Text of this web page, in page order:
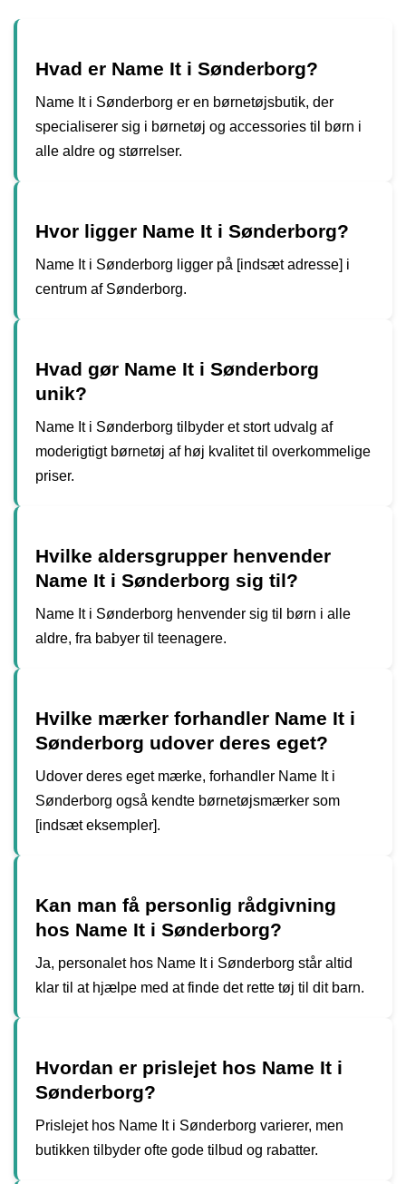
Hvad er Name It i Sønderborg?
Name It i Sønderborg er en børnetøjsbutik, der
specialiserer sig i børnetøj og accessories til børn i
alle aldre og størrelser.
Hvor ligger Name It i Sønderborg?
Name It i Sønderborg ligger på [indsæt adresse] i
centrum af Sønderborg.
Hvad gør Name It i Sønderborg
unik?
Name It i Sønderborg tilbyder et stort udvalg af
moderigtigt børnetøj af høj kvalitet til overkommelige
priser.
Hvilke aldersgrupper henvender
Name It i Sønderborg sig til?
Name It i Sønderborg henvender sig til børn i alle
aldre, fra babyer til teenagere.
Hvilke mærker forhandler Name It i
Sønderborg udover deres eget?
Udover deres eget mærke, forhandler Name It i
Sønderborg også kendte børnetøjsmærker som
[indsæt eksempler].
Kan man få personlig rådgivning
hos Name It i Sønderborg?
Ja, personalet hos Name It i Sønderborg står altid
klar til at hjælpe med at finde det rette tøj til dit barn.
Hvordan er prislejet hos Name It i
Sønderborg?
Prislejet hos Name It i Sønderborg varierer, men
butikken tilbyder ofte gode tilbud og rabatter.